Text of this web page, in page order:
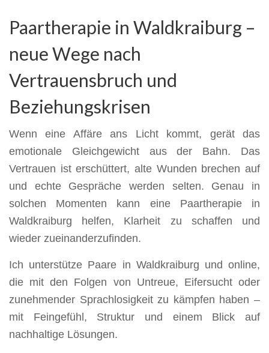
Paartherapie in Waldkraiburg –
neue Wege nach
Vertrauensbruch und
Beziehungskrisen
Wenn eine Affäre ans Licht kommt, gerät das
emotionale Gleichgewicht aus der Bahn. Das
Vertrauen ist erschüttert, alte Wunden brechen auf
und echte Gespräche werden selten. Genau in
solchen Momenten kann eine Paartherapie in
Waldkraiburg helfen, Klarheit zu schaffen und
wieder zueinanderzufinden.
Ich unterstütze Paare in Waldkraiburg und online,
die mit den Folgen von Untreue, Eifersucht oder
zunehmender Sprachlosigkeit zu kämpfen haben –
mit Feingefühl, Struktur und einem Blick auf
nachhaltige Lösungen.